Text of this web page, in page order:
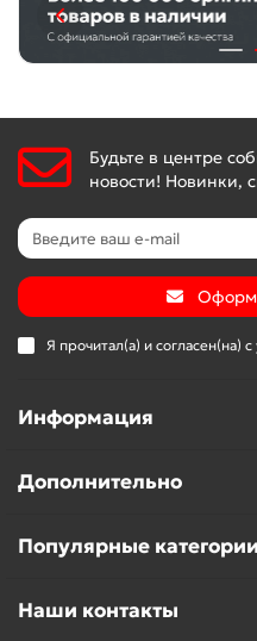
Будьте в центре
новости! Новинки,
Я прочитал(а) и согласен(на)
Информация
Дополнительно
Популярные категории
Наши контакты